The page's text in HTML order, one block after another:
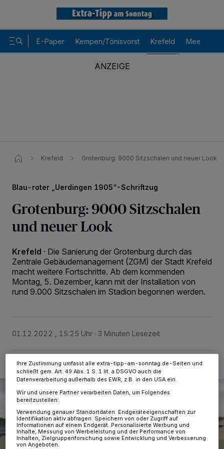
E-Paper Kempen/Tönisvorst Krefeld Meerbusch
Krefeld Grotenburg: 9000 Sitzschalen und neuer Look
Blau-roter „Uerdingen 1905“-Schriftzug
Grotenburg: 9000 Sitzschalen
und neuer Look
Krefeld · Die Sanierung der Grotenburg durch das
Zentrale Gebäudemanagement (ZGM) der Stadt Krefeld
macht weitere Fortschritte. Ab dem kommenden
Montag, 5. Dezember, kann mit der Installation von
rund 9.000 Sitzschalen im Stadion begonnen werden.
01.12.2022 , 15:25 Uhr 3 Minuten Lesezeit
Wir und unsere218-Partner speichern und greifen auf
personenbezogene Daten wie Browserdaten oder eindeutige
Kennungen auf Ihrem Gerät zu. Durch Auswahl von OK aktivieren Sie
Tracking-Technologien für die unter „Wir und unsere Partner
verarbeiten Daten, um Ihnen Dienste bereitzustellen“ aufgeführten
Einstellungen oder Ablehnen am unteren Rand der Webseite klicken.
Ihre Zustimmung umfasst alle extra-tipp-am-sonntag.de-Seiten und
schließt gem. Art. 49 Abs. 1 S. 1 lit. a DSGVO auch die
Datenverarbeitung außerhalb des EWR, z.B. in den USA ein.
Wir und unsere Partner verarbeiten Daten, um Folgendes
bereitzustellen:
Verwendung genauer Standortdaten. Endgeräteeigenschaften zur
Identifikation aktiv abfragen. Speichern von oder Zugriff auf
Informationen auf einem Endgerät. Personalisierte Werbung und
Inhalte, Messung von Werbeleistung und der Performance von
Inhalten, Zielgruppenforschung sowie Entwicklung und Verbesserung
von Angeboten.